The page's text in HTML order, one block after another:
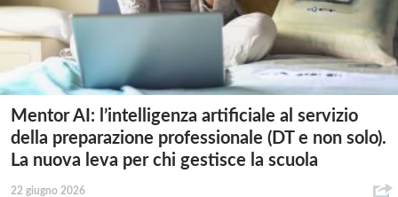
Mentor AI: l’intelligenza artificiale al servizio
della preparazione professionale (DT e non solo).
La nuova leva per chi gestisce la scuola
22 giugno 2026